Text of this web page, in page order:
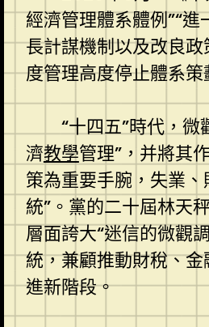
經濟管理體系體例”“進
長計謀機制以及改良
度管理高度停止體系
“十四五”時代，
濟教學管理”，并將其
策為重要手腕，失業、
統”。黨的二十屆林天
層面誇大“迷信的微觀
統，兼顧推動財稅、
進新階段。